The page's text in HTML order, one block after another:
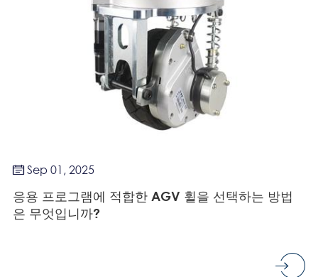
 Sep 01, 2025
응용 프로그램에 적합한 AGV 휠을 선택하는 방법
은 무엇입니까?